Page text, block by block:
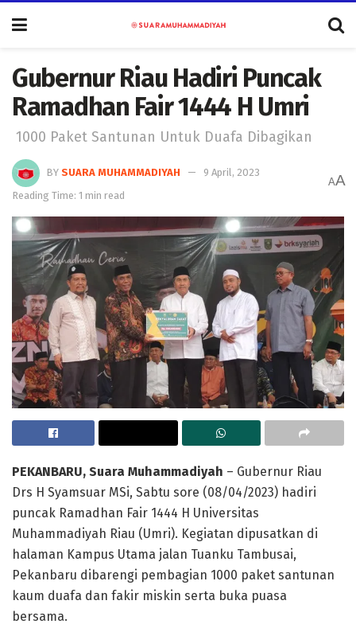
Gubernur Riau Hadiri Puncak
Ramadhan Fair 1444 H Umri
1000 Paket Santunan Untuk Duafa Dibagikan
BY SUARA MUHAMMADIYAH
9 April, 2023
Reading Time: 1 min read
AA
PEKANBARU, Suara Muhammadiyah – Gubernur Riau
Drs H Syamsuar MSi, Sabtu sore (08/04/2023) hadiri
puncak Ramadhan Fair 1444 H Universitas
Muhammadiyah Riau (Umri). Kegiatan dipusatkan di
halaman Kampus Utama jalan Tuanku Tambusai,
Pekanbaru dibarengi pembagian 1000 paket santunan
kaum duafa dan fakir miskin serta buka puasa
bersama.